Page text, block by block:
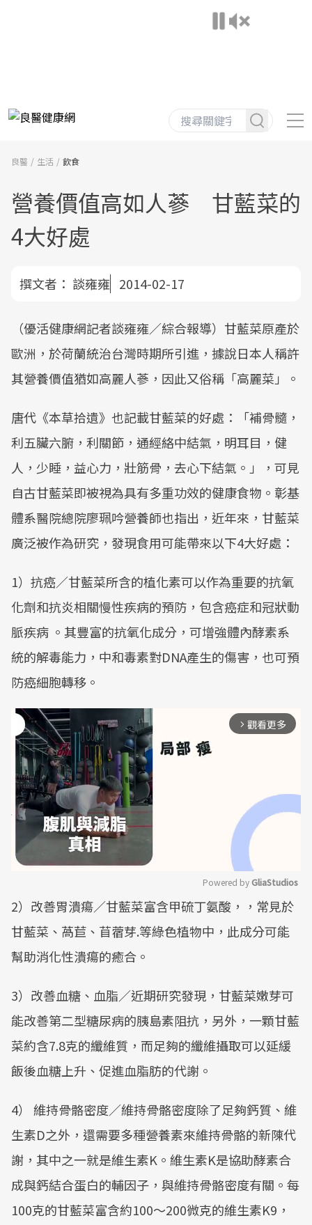
良醫 生活 飲食
營養價值高如人蔘 甘藍菜的
4大好處
撰文者： 談雍雍 2014-02-17
（優活健康網記者談雍雍／綜合報導）甘藍菜原產於
歐洲，於荷蘭統治台灣時期所引進，據說日本人稱許
其營養價值猶如高麗人蔘，因此又俗稱「高麗菜」。
唐代《本草拾遺》也記載甘藍菜的好處：「補骨髓，
利五臟六腑，利關節，通經絡中結氣，明耳目，健
人，少睡，益心力，壯筋骨，去心下結氣。」，可見
自古甘藍菜即被視為具有多重功效的健康食物。彰基
體系醫院總院廖珮吟營養師也指出，近年來，甘藍菜
廣泛被作為研究，發現食用可能帶來以下4大好處：
1）抗癌／甘藍菜所含的植化素可以作為重要的抗氧
化劑和抗炎相關慢性疾病的預防，包含癌症和冠狀動
脈疾病 。其豐富的抗氧化成分，可增強體內酵素系
統的解毒能力，中和毒素對DNA產生的傷害，也可預
防癌細胞轉移。
arrow_forward_ios 觀看更多
Mute
Powered by GliaStudios
2）改善胃潰瘍／甘藍菜富含甲硫丁氨酸，，常見於
甘藍菜、萵苣、苜蓿芽.等綠色植物中，此成分可能
幫助消化性潰瘍的癒合。
3）改善血糖、血脂／近期研究發現，甘藍菜嫩芽可
能改善第二型糖尿病的胰島素阻抗，另外，一顆甘藍
菜約含7.8克的纖維質，而足夠的纖維攝取可以延緩
飯後血糖上升、促進血脂肪的代謝。
4） 維持骨骼密度／維持骨骼密度除了足夠鈣質、維
生素D之外，還需要多種營養素來維持骨骼的新陳代
謝，其中之一就是維生素K。維生素K是協助酵素合
成與鈣結合蛋白的輔因子，與維持骨骼密度有關。每
100克的甘藍菜富含約100～200微克的維生素K9，